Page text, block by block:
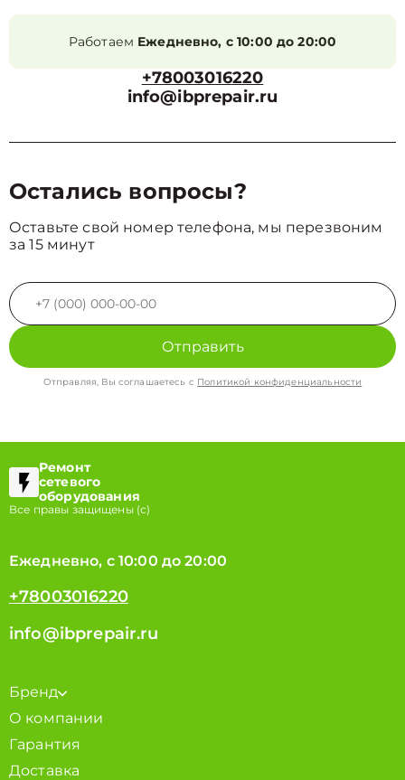
Работаем Ежедневно, с 10:00 до 20:00
+78003016220
info@ibprepair.ru
Остались вопросы?
Оставьте свой номер телефона, мы перезвоним
за 15 минут
Отправить
Отправляя, Вы соглашаетесь с Политикой конфиденциальности
Ремонт
сетевого
оборудования
Все правы защищены (с)
Ежедневно, с 10:00 до 20:00
+78003016220
info@ibprepair.ru
Бренд
О компании
Гарантия
Доставка